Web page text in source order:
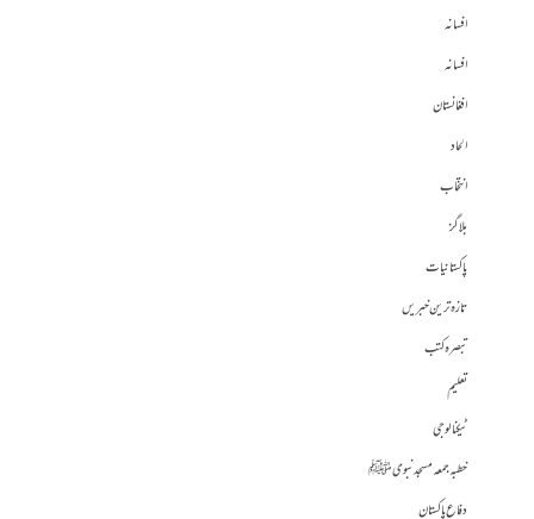
افسانہ
افسانہ
افغانستان
الحاد
انتخاب
بلاگز
پاکستانیات
تازہ ترین خبریں
تبصرہ کتب
تعلیم
ٹیکنالوجی
خطبہ جمعہ مسجد نبوی ﷺ
دفاع پاکستان